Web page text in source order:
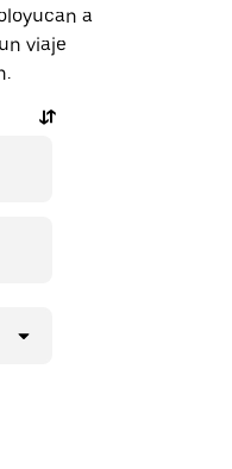
a
viaje